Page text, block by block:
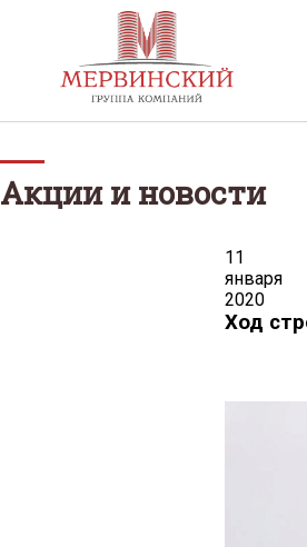
Акции и новости
11
января
2020
Ход